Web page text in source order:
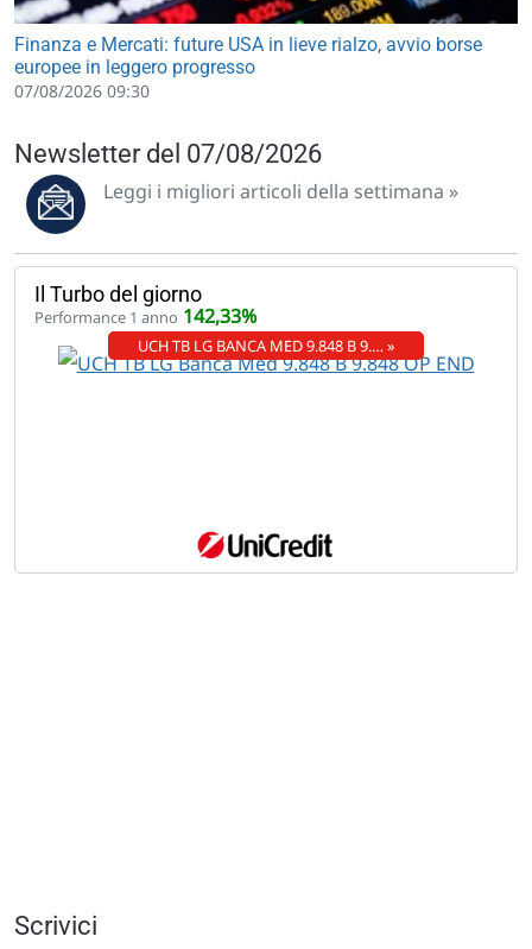
Finanza e Mercati: future USA in lieve rialzo, avvio borse
europee in leggero progresso
07/08/2026 09:30
Newsletter del 07/08/2026
Leggi i migliori articoli della settimana »
Il Turbo del giorno
Performance 1 anno 142,33%
UCH TB LG BANCA MED 9.848 B 9.… »
Scrivici